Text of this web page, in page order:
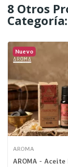
8 Otros
Categoría:
Nuevo
AROMA